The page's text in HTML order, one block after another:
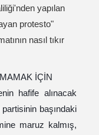
yapılan
protesto"
nasıl tıkır
İÇİN
hafife alınacak
başındaki
maruz kalmış,